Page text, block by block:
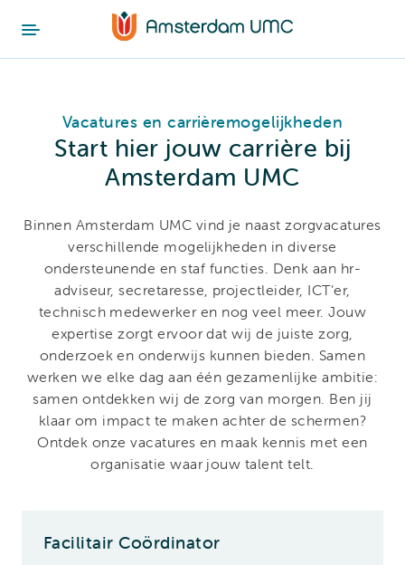
Start hier jouw carrière bij
Amsterdam UMC
Vacatures en carrièremogelijkheden
Binnen Amsterdam UMC vind je naast zorgvacatures
verschillende mogelijkheden in diverse
ondersteunende en staf functies. Denk aan hr-
adviseur, secretaresse, projectleider, ICT’er,
technisch medewerker en nog veel meer. Jouw
expertise zorgt ervoor dat wij de juiste zorg,
onderzoek en onderwijs kunnen bieden. Samen
werken we elke dag aan één gezamenlijke ambitie:
samen ontdekken wij de zorg van morgen. Ben jij
klaar om impact te maken achter de schermen?
Ontdek onze vacatures en maak kennis met een
organisatie waar jouw talent telt.
Facilitair Coördinator